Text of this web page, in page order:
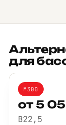
для
М300
от 5
B22,5